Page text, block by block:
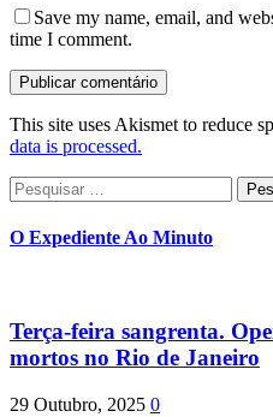
Save my name, email, and
time I comment.
This site uses Akismet to reduce
data is processed.
Pesquisar
por:
O Expediente Ao Minuto
Terça-feira sangrenta.
mortos no Rio de Janeiro
29 Outubro, 2025 0